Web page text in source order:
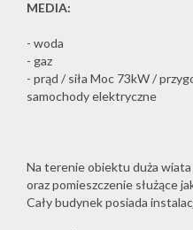
MEDIA:
- woda
- gaz
- prąd / siła Moc 73kW /
samochody elektryczne
Na terenie obiektu duża
oraz pomieszczenie służące
Cały budynek posiada